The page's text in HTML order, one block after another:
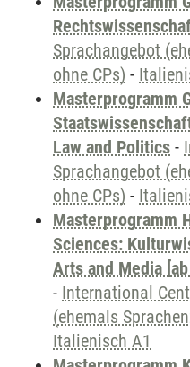
Sprachangebot
ohne CPs) -
Masterprogramm
Law and Politics -
Sprachangebot
ohne CPs) -
Masterprogramm
Sciences:
Arts and Media
- International
(ehemals
Italienisch A1